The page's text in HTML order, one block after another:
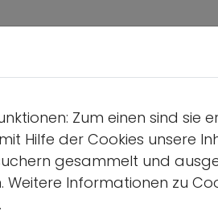
Zum einen sind
Hilfe der Cookies unsere
gesammelt und
Informationen zu
.